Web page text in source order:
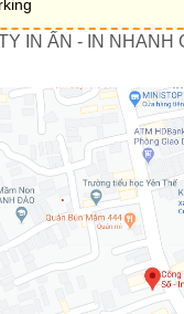
IN ẤN - IN NHANH